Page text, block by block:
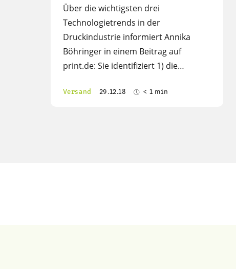
Über die wichtigsten drei
Technologietrends in der
Druckindustrie informiert Annika
Böhringer in einem Beitrag auf
print.de: Sie identifiziert 1) die…
Versand 29.12.18 < 1 min